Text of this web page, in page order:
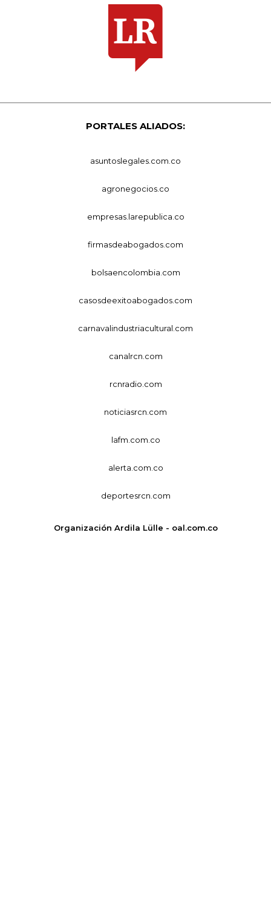
PORTALES ALIADOS:
asuntoslegales.com.co
agronegocios.co
empresas.larepublica.co
firmasdeabogados.com
bolsaencolombia.com
casosdeexitoabogados.com
carnavalindustriacultural.com
canalrcn.com
rcnradio.com
noticiasrcn.com
lafm.com.co
alerta.com.co
deportesrcn.com
Organización Ardila Lülle - oal.com.co